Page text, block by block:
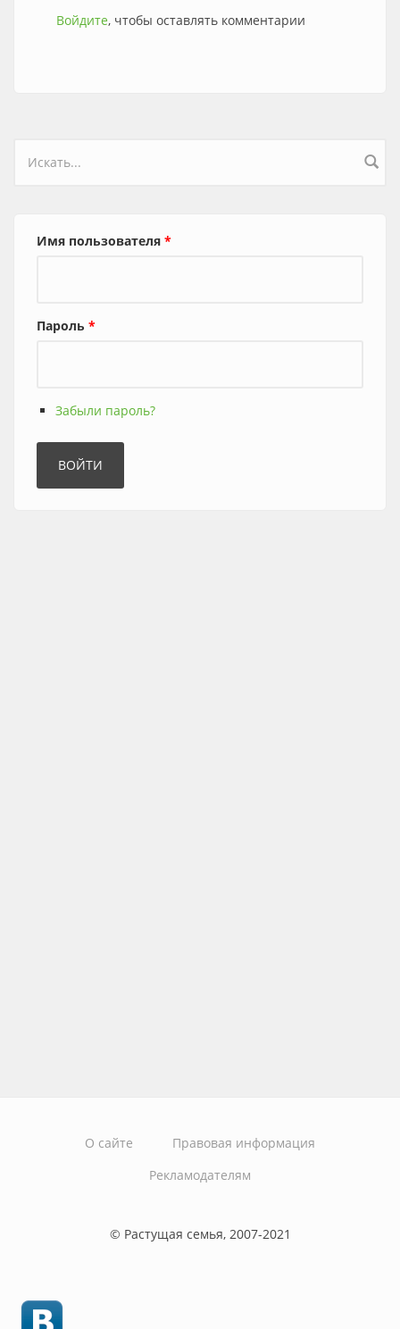
Войдите, чтобы оставлять комментарии
Форма поиска
Имя пользователя *
Пароль *
Забыли пароль?
О сайте
Правовая информация
Рекламодателям
© Растущая семья, 2007-2021